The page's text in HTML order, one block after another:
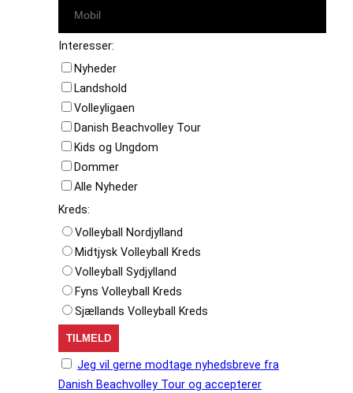
Interesser:
Nyheder
Landshold
Volleyligaen
Danish Beachvolley Tour
Kids og Ungdom
Dommer
Alle Nyheder
Kreds:
Volleyball Nordjylland
Midtjysk Volleyball Kreds
Volleyball Sydjylland
Fyns Volleyball Kreds
Sjællands Volleyball Kreds
Jeg vil gerne modtage nyhedsbreve fra
Danish Beachvolley Tour og accepterer